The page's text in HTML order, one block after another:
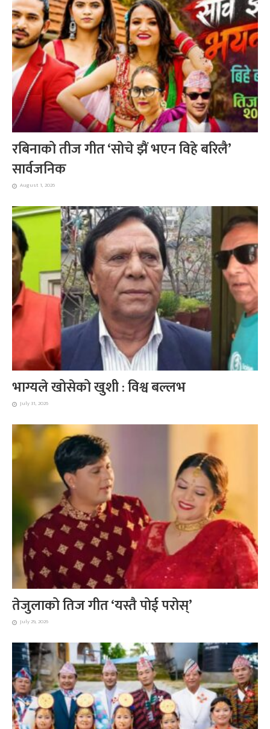
रबिनाको तीज गीत ‘सोचे झैं भएन विहे बरिलै’
सार्वजनिक
August 1, 2026
भाग्यले खोसेको खुशी : विश्व बल्लभ
July 31, 2026
तेजुलाको तिज गीत ‘यस्तै पोई परोस्’
July 29, 2026